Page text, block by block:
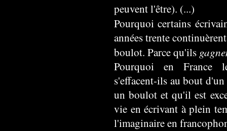
peuvent l'être). (...)
Pourquoi certains
années trente
boulot. Parce qu'ils
Pourquoi en France
s'effacent-ils au bout d'un
un boulot et qu'il est
vie en écrivant à plein
l'imaginaire en